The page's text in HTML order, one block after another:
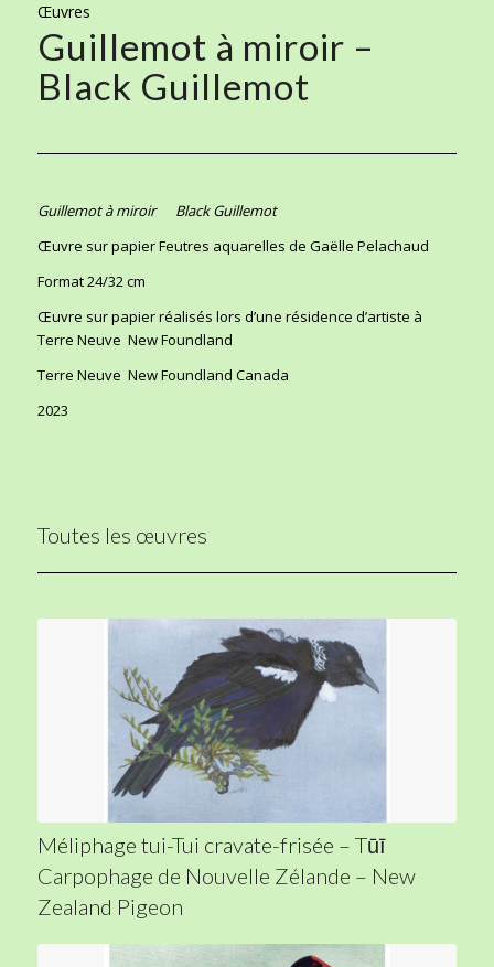
Œuvres
Guillemot à miroir –
Black Guillemot
Guillemot à miroir Black Guillemot
Œuvre sur papier Feutres aquarelles de Gaëlle Pelachaud
Format 24/32 cm
Œuvre sur papier réalisés lors d’une résidence d’artiste à
Terre Neuve New Foundland
Terre Neuve New Foundland Canada
2023
Toutes les œuvres
Méliphage tui-Tui cravate-frisée – Tūī
Carpophage de Nouvelle Zélande – New
Zealand Pigeon